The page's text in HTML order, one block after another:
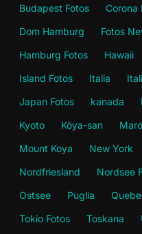
Budapest Fotos
Corona
Dom Hamburg
Fotos
Hamburg Fotos
Hawaii
Island Fotos
Italia
Japan Fotos
kanada
Kyoto
Kōya-san
Mount Koya
New York
Nordfriesland
Nordsee
Ostsee
Puglia
Tokio Fotos
Toskana